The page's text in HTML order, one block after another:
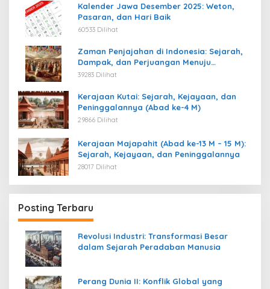
Kalender Jawa Desember 2025: Weton,
Pasaran, dan Hari Baik
60533 Dilihat
Zaman Penjajahan di Indonesia: Sejarah,
Dampak, dan Perjuangan Menuju
Kemerdekaan
39283 Dilihat
Kerajaan Kutai: Sejarah, Kejayaan, dan
Peninggalannya (Abad ke-4 M)
29866 Dilihat
Kerajaan Majapahit (Abad ke-13 M – 15 M):
Sejarah, Kejayaan, dan Peninggalannya
28017 Dilihat
Posting Terbaru
Revolusi Industri: Transformasi Besar
dalam Sejarah Peradaban Manusia
Perang Dunia II: Konflik Global yang